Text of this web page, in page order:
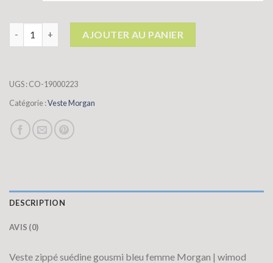
AJOUTER AU PANIER
UGS :CO-19000223
Catégorie :Veste Morgan
DESCRIPTION
AVIS (0)
Veste zippé suédine gousmi bleu femme Morgan | wimod